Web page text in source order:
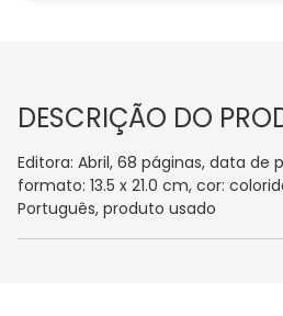
DESCRIÇÃO DO
Editora: Abril, 68 páginas, data de
formato: 13.5 x 21.0 cm, cor:
Português, produto usado